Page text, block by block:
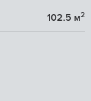
102.5 м2